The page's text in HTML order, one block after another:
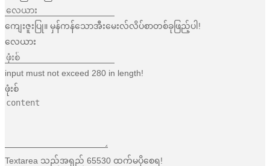
ကျေးဇူးပြု။ မှန်ကန်သောအီးမေးလ်လိပ်စာတစ်ခုဖြည့်ပါ!
လေယား
input must not exceed 280 in length!
ဖုံးစ်
Textarea သည်အရှည် 65530 ထက်မပိုစေရ!